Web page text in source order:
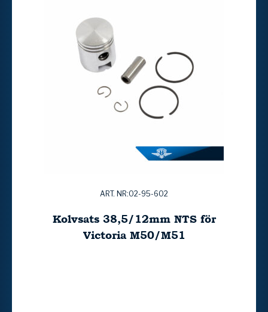
ART. NR:02-95-602
Kolvsats 38,5/12mm NTS för
Victoria M50/M51